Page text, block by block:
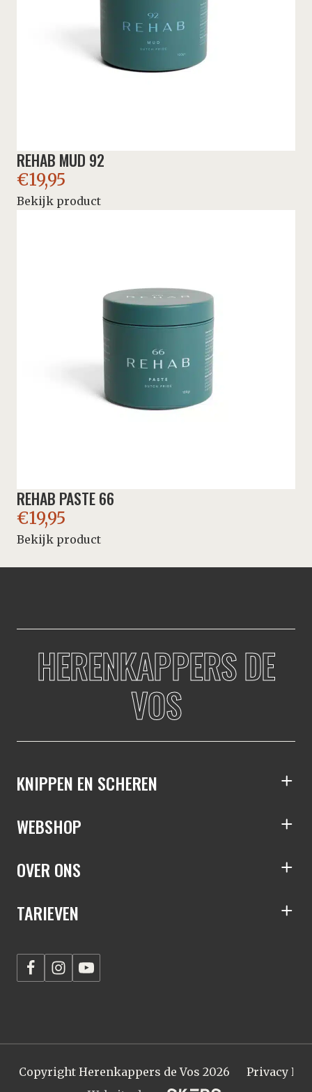
REHAB MUD 92
€19,95
Bekijk product
REHAB PASTE 66
€19,95
Bekijk product
HERENKAPPERS DE
VOS
KNIPPEN EN SCHEREN
WEBSHOP
OVER ONS
TARIEVEN
Copyright Herenkappers de Vos 2026
Privacy